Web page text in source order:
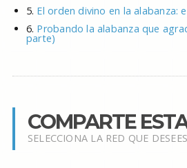
5. El orden divino en la alabanza:
6. Probando la alabanza que
parte)
COMPARTE
SELECCIONA LA RED QUE DESEES